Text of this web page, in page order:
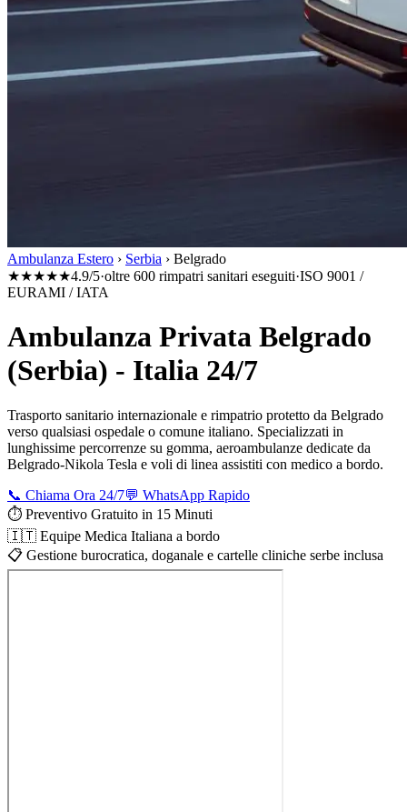
Ambulanza Estero › Serbia › Belgrado
★★★★★4.9/5·oltre 600 rimpatri sanitari eseguiti·ISO 9001 /
EURAMI / IATA
Ambulanza Privata Belgrado
(Serbia) - Italia 24/7
Trasporto sanitario internazionale e rimpatrio protetto da Belgrado
verso qualsiasi ospedale o comune italiano. Specializzati in
lunghissime percorrenze su gomma, aeroambulanze dedicate da
Belgrado-Nikola Tesla e voli di linea assistiti con medico a bordo.
📞 Chiama Ora 24/7💬 WhatsApp Rapido
⏱️ Preventivo Gratuito in 15 Minuti
🇮🇹 Equipe Medica Italiana a bordo
📋 Gestione burocratica, doganale e cartelle cliniche serbe inclusa